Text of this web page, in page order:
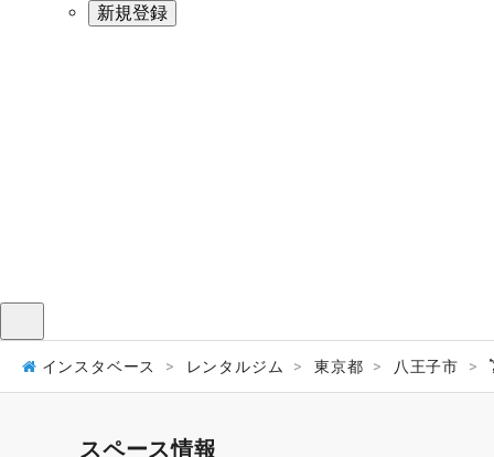
新規登録
インスタベース レンタルジム 東京都 八王子市
スペース情報